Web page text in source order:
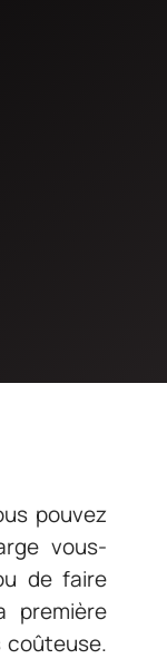
pouvez
vous-
de faire
première